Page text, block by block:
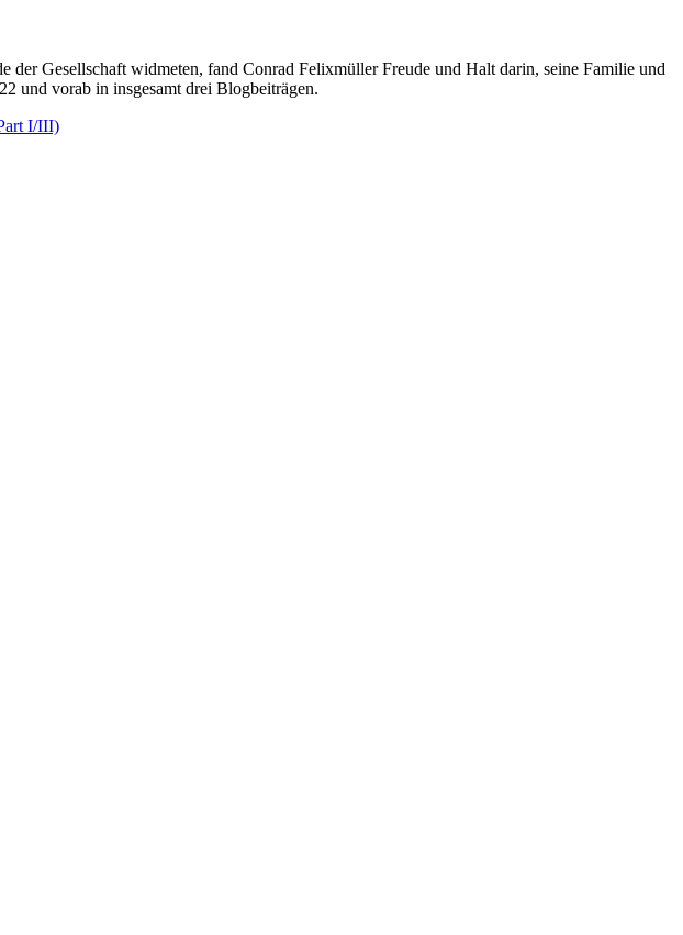
Gesellschaft widmeten, fand Conrad Felixmüller Freude und Halt darin, seine Familie und
und vorab in insgesamt drei Blogbeiträgen.
I/III)